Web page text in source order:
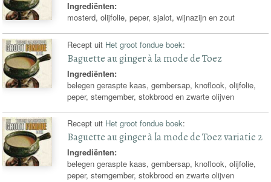
Ingrediënten:
mosterd, olijfolie, peper, sjalot, wijnazijn en zout
Recept uit Het groot fondue boek:
Baguette au ginger à la mode de Toez
Ingrediënten:
belegen geraspte kaas, gembersap, knoflook, olijfolie,
peper, stemgember, stokbrood en zwarte olijven
Recept uit Het groot fondue boek:
Baguette au ginger à la mode de Toez variatie 2
Ingrediënten:
belegen geraspte kaas, gembersap, knoflook, olijfolie,
peper, stemgember, stokbrood en zwarte olijven